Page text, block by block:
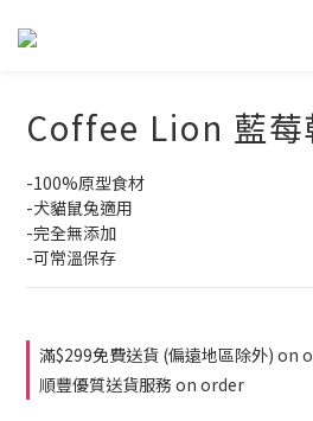
Coffee Lion 藍莓
-100%原型食材
-犬貓鼠兔適用
-完全無添加
-可常溫保存
滿$299免費送貨 (偏遠地區除外) on
順豐優質送貨服務 on order